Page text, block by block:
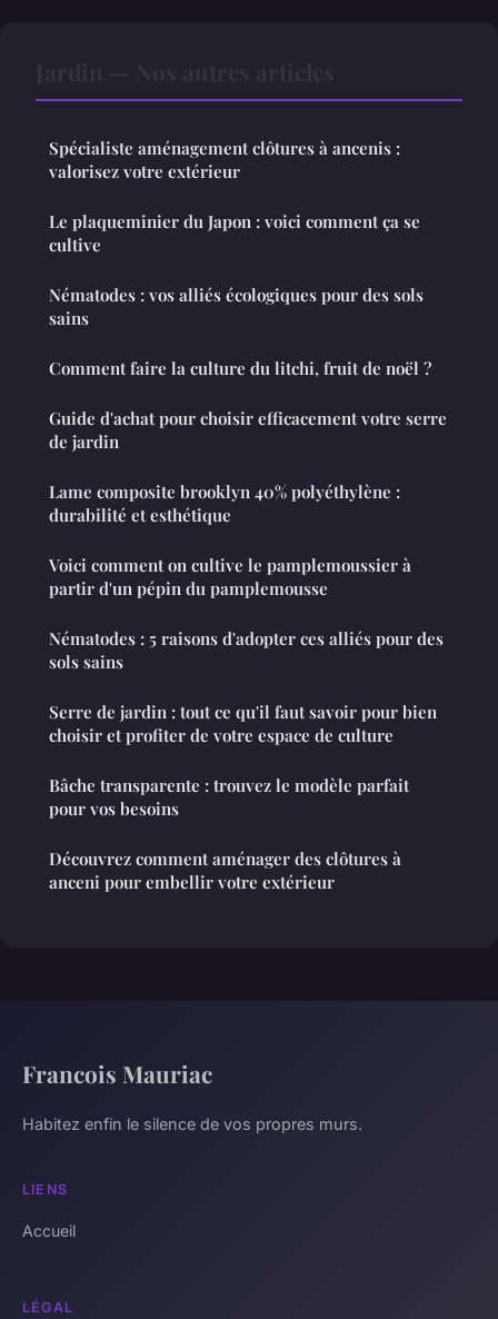
Spécialiste aménagement clôtures à ancenis :
valorisez votre extérieur
Le plaqueminier du Japon : voici comment ça se
cultive
Nématodes : vos alliés écologiques pour des sols
sains
Comment faire la culture du litchi, fruit de noël ?
Guide d'achat pour choisir efficacement votre serre
de jardin
Lame composite brooklyn 40% polyéthylène :
durabilité et esthétique
Voici comment on cultive le pamplemoussier à
partir d'un pépin du pamplemousse
Nématodes : 5 raisons d'adopter ces alliés pour des
sols sains
Serre de jardin : tout ce qu'il faut savoir pour bien
choisir et profiter de votre espace de culture
Bâche transparente : trouvez le modèle parfait
pour vos besoins
Découvrez comment aménager des clôtures à
anceni pour embellir votre extérieur
Francois Mauriac
Habitez enfin le silence de vos propres murs.
LIENS
Accueil
LÉGAL